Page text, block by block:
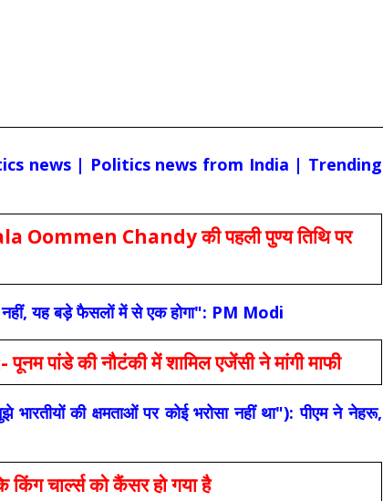
news | Politics news from India | Trending
Chandy की पहली पुण्य तिथि पर
नहीं, यह बड़े फैसलों में से एक होगा": PM Modi
की नौटंकी में शामिल एजेंसी ने मांगी माफी
की क्षमताओं पर कोई भरोसा नहीं था"): पीएम ने नेहरू,
चार्ल्स को कैंसर हो गया है